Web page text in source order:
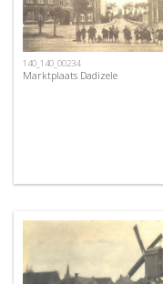
140_140_00234
Marktplaats Dadizele